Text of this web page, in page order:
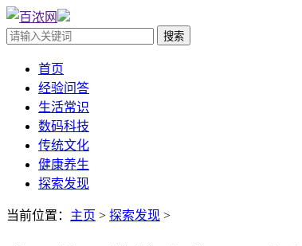
首页
经验问答
生活常识
数码科技
传统文化
健康养生
探索发现
当前位置： 主页 > 探索发现 >